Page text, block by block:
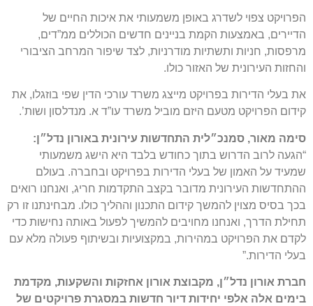
הפרויקט צפוי לשדרג באופן משמעותי את איכות החיים של
הדיירים, באמצעות הקמת בניינים חדשים הכוללים ממ”דים,
מרפסות, חניות ותשתיות מודרניות, לצד שיפור המרחב הציבורי
והחזות העירונית של האזור כולו.
את בעלי הדירות בפרויקט מייצג משרד עורכי הדין שפי בוזגלו, את
קידום הפרויקט מטעם היזם מוביל משרד עו”ד א. מנדלסון ושות’.
סימה מאור, סמנכ״לית התחדשות עירונית באורון נדל״ן:
“הגעה לרוב הדרוש בתוך כחודש בלבד היא הישג משמעותי
שמעיד על האמון של בעלי הדירות בפרויקט ובחברה. בעולם
ההתחדשות העירונית מדובר בקצב התקדמות חריג, ואנחנו רואים
בכך בסיס מצוין להמשך קידום התכנון וההליך כולו. מבחינתנו זו רק
תחילת הדרך, ואנחנו מחויבים להמשיך לפעול באותה נחישות כדי
לקדם את הפרויקט במהירות, במקצועיות ובשיתוף פעולה מלא עם
בעלי הדירות.”
חברת אורון נדל״ן, מקבוצת אורון אחזקות והשקעות, מקדמת
בימים אלה אלפי יחידות דיור חדשות במסגרת פרויקטים של